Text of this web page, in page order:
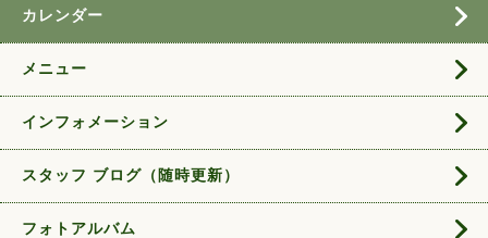
カレンダー
メニュー
インフォメーション
スタッフ ブログ（随時更新）
フォトアルバム